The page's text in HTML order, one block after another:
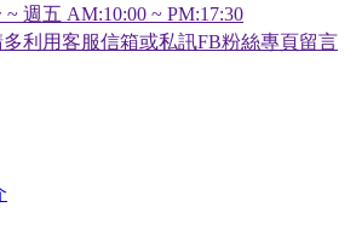
週五 AM:10:00 ~ PM:17:30
利用客服信箱或私訊FB粉絲專頁留言